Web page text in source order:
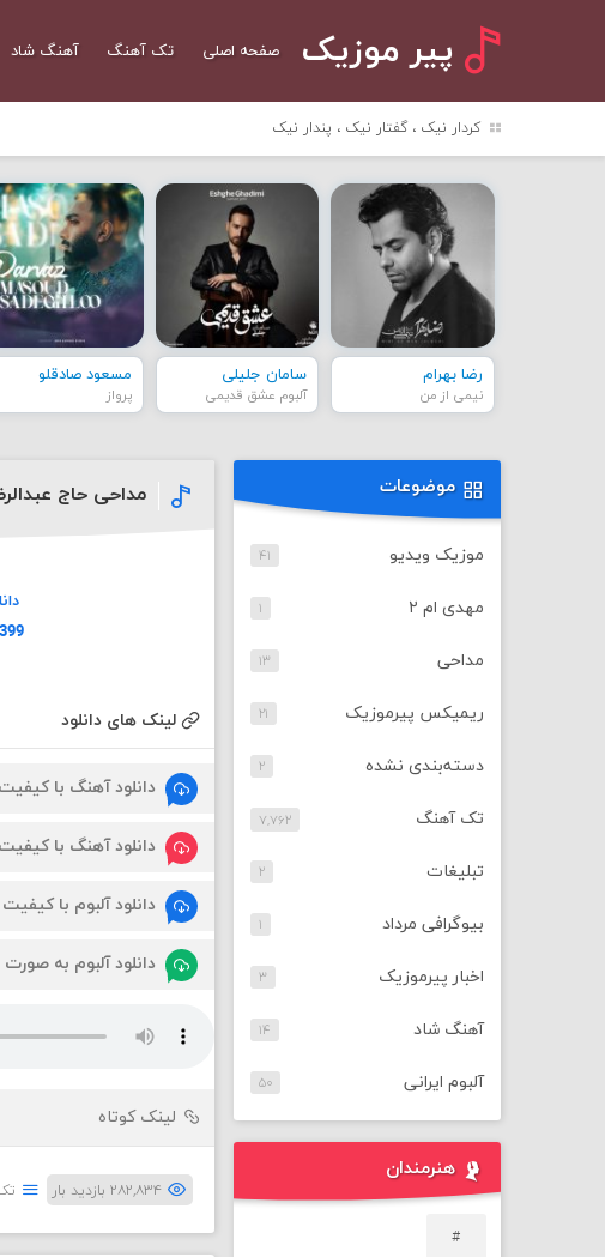
پیر موزیک صفحه اصلی تک آهنگ آهنگ شاد
کردار نیک ، گفتار نیک ، پندار نیک
رضا بهرام
نیمی از من
سامان جلیلی
آلبوم عشق قدیمی
مسعود صادقلو
پرواز
مداحی حاج
لینک های دانلود
دانلود آهنگ با
دانلود آهنگ با
دانلود آلبوم با
دانلود آلبوم به
لینک کوتاه
۲۸۲,۸۳۴ بازدید بار
موضوعات
موزیک ویدیو ۴۱
مهدی ام ۲ ۱
مداحی ۱۳
ریمیکس پیرموزیک ۲۱
دسته‌بندی نشده ۲
تک آهنگ ۷,۷۶۲
تبلیغات ۲
بیوگرافی مرداد ۱
اخبار پیرموزیک ۳
آهنگ شاد ۱۴
آلبوم ایرانی ۵۰
هنرمندان
#